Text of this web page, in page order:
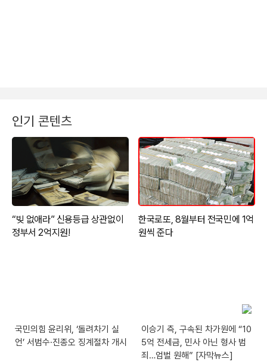
인기 콘텐츠
국민의힘 윤리위, ‘돌려차기 실
언’ 서범수·진종오 징계절차 개시
이승기 측, 구속된 차가원에 “10
5억 전세금, 민사 아닌 형사 범
죄…엄벌 원해” [자막뉴스]